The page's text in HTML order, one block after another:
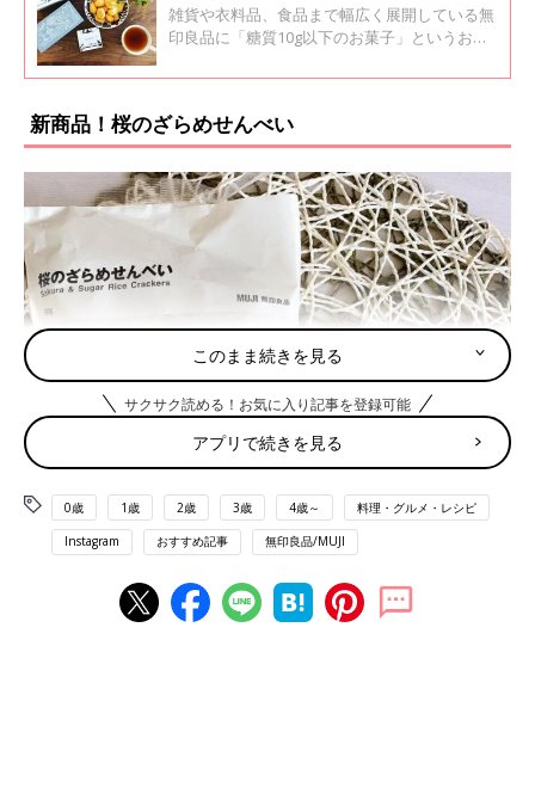
雑貨や衣料品、食品まで幅広く展開している無
印良品に「糖質10g以下のお菓子」というお菓
は糖質を気にされている方たちの間でこのお菓
新商品！桜のざらめせんべい
このまま続きを見る
サクサク読める！お気に入り記事を登録可能
アプリで続きを見る
0歳 1歳 2歳 3歳 4歳～ 料理・グルメ・レシピ
Instagram おすすめ記事 無印良品/MUJI